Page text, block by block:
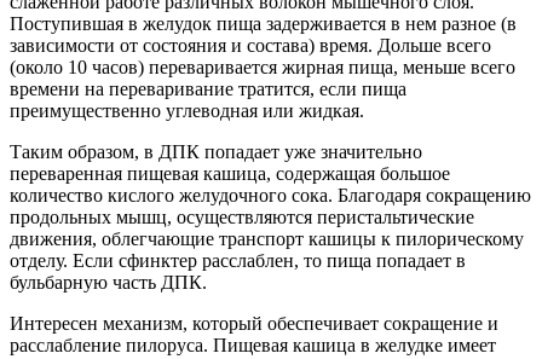
Поступившая в желудок пища задерживается в нем разное (в
зависимости от состояния и состава) время. Дольше всего
(около 10 часов) переваривается жирная пища, меньше всего
времени на переваривание тратится, если пища
преимущественно углеводная или жидкая.
Таким образом, в ДПК попадает уже значительно
переваренная пищевая кашица, содержащая большое
количество кислого желудочного сока. Благодаря сокращению
продольных мышц, осуществляются перистальтические
движения, облегчающие транспорт кашицы к пилорическому
отделу. Если сфинктер расслаблен, то пища попадает в
бульбарную часть ДПК.
Интересен механизм, который обеспечивает сокращение и
расслабление пилоруса. Пищевая кашица в желудке имеет